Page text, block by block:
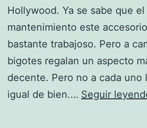
Hollywood. Ya se sabe que el
mantenimiento este
bastante trabajoso. Pero a
bigotes regalan un aspecto
decente. Pero no a cada uno
igual de bien.… Seguir